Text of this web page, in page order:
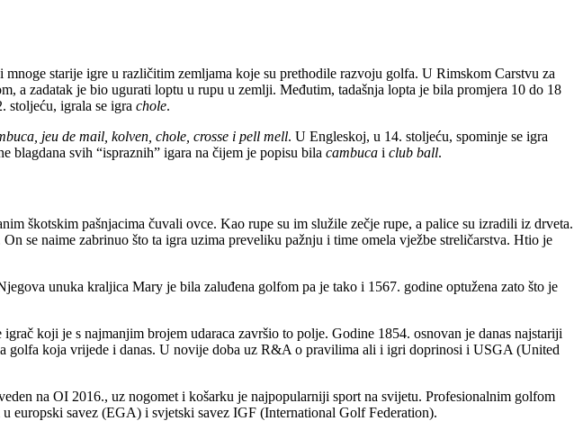
starije igre u različitim zemljama koje su prethodile razvoju golfa. U Rimskom Carstvu za
a zadatak je bio ugurati loptu u rupu u zemlji. Međutim, tadašnja lopta je bila promjera 10 do 18
stoljeću, igrala se igra chole.
jeu de mail, kolven, chole, crosse i pell mell. U Engleskoj, u 14. stoljeću, spominje se igra
blagdana svih “ispraznih” igara na čijem je popisu bila cambuca i club ball.
škotskim pašnjacima čuvali ovce. Kao rupe su im služile zečje rupe, a palice su izradili iz drveta.
se naime zabrinuo što ta igra uzima preveliku pažnju i time omela vježbe streličarstva. Htio je
unuka kraljica Mary je bila zaluđena golfom pa je tako i 1567. godine optužena zato što je
koji je s najmanjim brojem udaraca završio to polje. Godine 1854. osnovan je danas najstariji
koja vrijede i danas. U novije doba uz R&A o pravilima ali i igri doprinosi i USGA (United
na OI 2016., uz nogomet i košarku je najpopularniji sport na svijetu. Profesionalnim golfom
europski savez (EGA) i svjetski savez IGF (International Golf Federation).